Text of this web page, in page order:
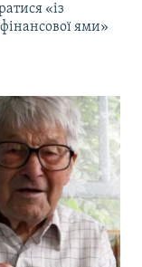
«із
ями»